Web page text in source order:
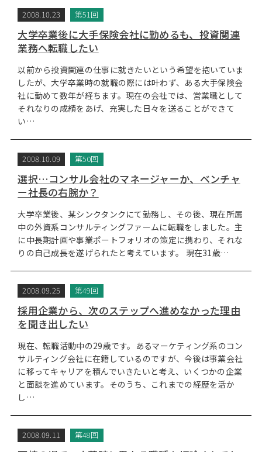
2008.10.23 第51回
大学卒業後に大手保険会社に勤めるも、投資関連
業務へ転職したい
以前から投資関連の仕事に就きたいという希望を抱いていま
したが、大学卒業時の就職の際には叶わず、ある大手保険会
社に勤めて数年が経ちます。現在の会社では、営業職として
それなりの成績をあげ、充実した日々を送ることができて
い…
2008.10.09 第50回
選択…コンサル会社のマネージャーか、ベンチャ
ー社長の右腕か？
大学卒業後、某シンクタンクにて勤務し、その後、現在所属
中の外資系コンサルティングファームに転職をしました。主
に中長期計画や事業ポートフォリオの策定に携わり、それな
りの自己成長を遂げられたと考えています。 現在31歳…
2008.09.25 第49回
採用企業から、次のステップへ進めなかった理由
を聞き出したい
現在、転職活動中の29歳です。あるマーケティング系のコン
サルティング会社に在籍しているのですが、今後は事業会社
に移ってキャリアを積んでいきたいと考え、いくつかの企業
と面談を進めています。そのうち、これまでの経歴を活か
し…
2008.09.11 第48回